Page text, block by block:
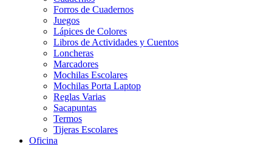
Forros de Cuadernos
Juegos
Lápices de Colores
Libros de Actividades y Cuentos
Loncheras
Marcadores
Mochilas Escolares
Mochilas Porta Laptop
Reglas Varias
Sacapuntas
Termos
Tijeras Escolares
Oficina